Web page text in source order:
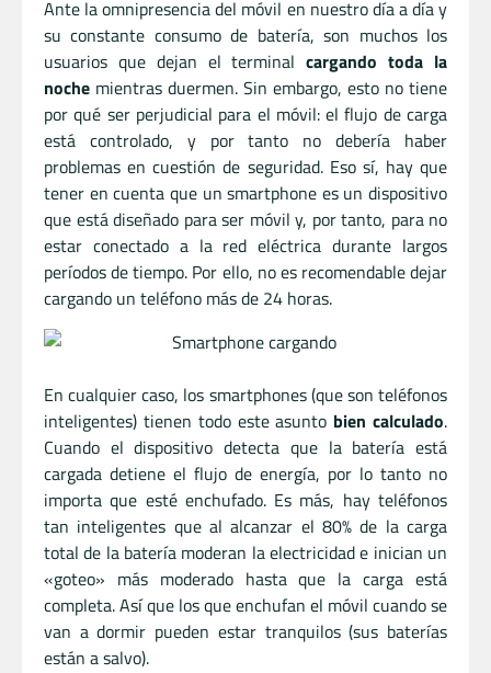
Ante la omnipresencia del móvil en nuestro día a día y
su constante consumo de batería, son muchos los
usuarios que dejan el terminalcargando toda la
noche mientras duermen. Sin embargo, esto no tiene
por qué ser perjudicial para el móvil: el flujo de carga
está controlado, y por tanto no debería haber
problemas en cuestión de seguridad. Eso sí, hay que
tener en cuenta que un smartphone es un dispositivo
que está diseñado para ser móvil y, por tanto, para no
estar conectado a la red eléctrica durante largos
períodos de tiempo. Por ello, no es recomendable dejar
cargando un teléfono más de 24 horas.
En cualquier caso, los smartphones (que son teléfonos
inteligentes) tienen todo este asunto bien calculado.
Cuando el dispositivo detecta que la batería está
cargada detiene el flujo de energía, por lo tanto no
importa que esté enchufado. Es más, hay teléfonos
tan inteligentes que al alcanzar el 80% de la carga
total de la batería moderan la electricidad e inician un
«goteo» más moderado hasta que la carga está
completa. Así que los que enchufan el móvil cuando se
van a dormir pueden estar tranquilos (sus baterías
están a salvo).